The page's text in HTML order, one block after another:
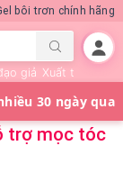
bôi trơn chính hãng
giả Xuất tinh sớm
trợ mọc tóc